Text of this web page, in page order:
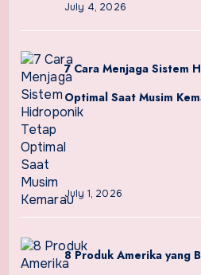
July 4, 2026
7 Cara Menjaga Sistem
Optimal Saat Musim
July 1, 2026
8 Produk Amerika yang